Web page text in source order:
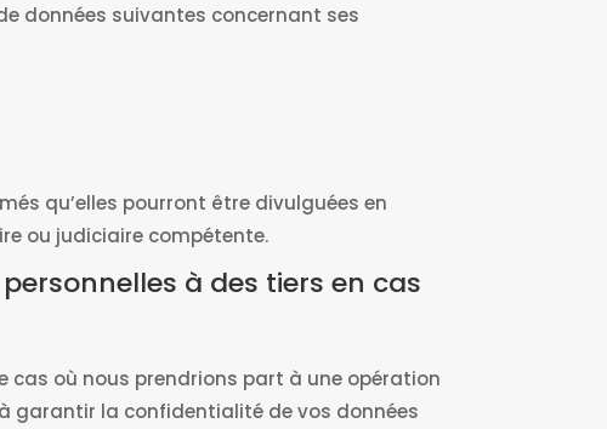
données suivantes concernant ses
qu’elles pourront être divulguées en
ou judiciaire compétente.
à des tiers en cas
où nous prendrions part à une opération
garantir la confidentialité de vos données